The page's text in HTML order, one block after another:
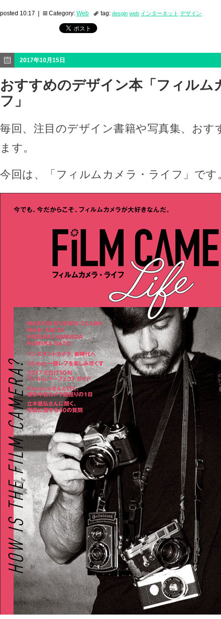
posted 10:17 | Category: Web tag: desgin web インターネット デザイン
2017年10月15日
おすすめのデザイン本「フィルム
フ」
毎回、注目のデザイン書籍や写真集、おす
ます。
今回は、「フィルムカメラ・ライフ」です